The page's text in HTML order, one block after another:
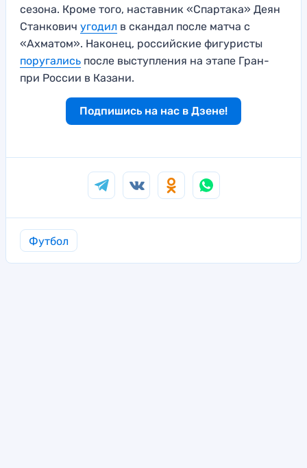
сезона. Кроме того, наставник «Спартака» Деян
Станкович угодил в скандал после матча с
«Ахматом». Наконец, российские фигуристы
поругались после выступления на этапе Гран-
при России в Казани.
Подпишись на нас в Дзене!
Футбол